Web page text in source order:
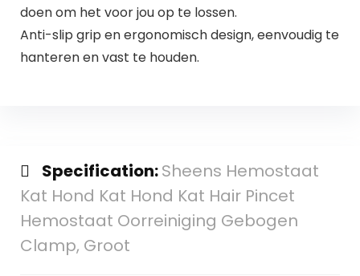
doen om het voor jou op te lossen.
Anti-slip grip en ergonomisch design, eenvoudig te
hanteren en vast te houden.
Specification:Sheens Hemostaat
Kat Hond Kat Hond Kat Hair Pincet
Hemostaat Oorreiniging Gebogen
Clamp, Groot